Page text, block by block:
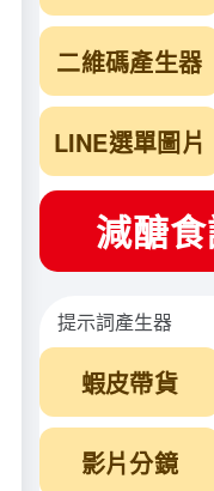
二維碼產生器
LINE選單圖片
減醣
提示詞產生器
蝦皮帶貨
影片分鏡